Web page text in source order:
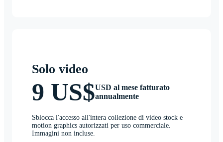
Solo video
9 US$USD al mese fatturato
annualmente
Sblocca l'accesso all'intera collezione di video stock e
motion graphics autorizzati per uso commerciale.
Immagini non incluse.